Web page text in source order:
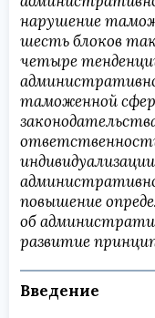
нарушение
шесть блоков
четыре
таможенной
повышение
об
развитие
Введение